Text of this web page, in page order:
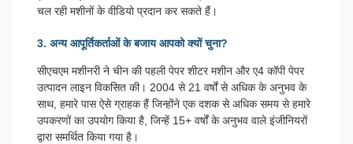
चल रही मशीनों के वीडियो प्रदान कर सकते हैं।
3. अन्य आपूर्तिकर्ताओं के बजाय आपको क्यों चुना?
सीएचएम मशीनरी ने चीन की पहली पेपर शीटर मशीन और ए4 कॉपी पेपर
उत्पादन लाइन विकसित की। 2004 से 21 वर्षों से अधिक के अनुभव के
साथ, हमारे पास ऐसे ग्राहक हैं जिन्होंने एक दशक से अधिक समय से हमारे
उपकरणों का उपयोग किया है, जिन्हें 15+ वर्षों के अनुभव वाले इंजीनियरों
द्वारा समर्थित किया गया है।